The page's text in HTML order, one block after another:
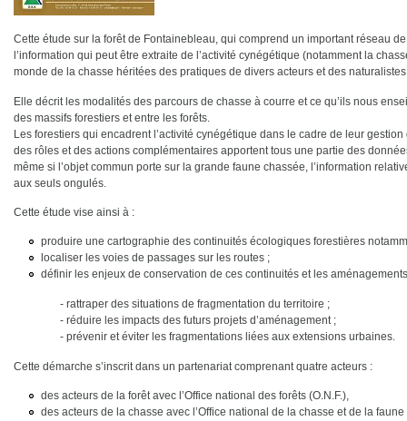
Cette étude sur la forêt de Fontainebleau, qui comprend un important réseau
l’information qui peut être extraite de l’activité cynégétique (notamment la
monde de la chasse héritées des pratiques de divers acteurs et des
Elle décrit les modalités des parcours de chasse à courre et ce qu’ils nous
des massifs forestiers et entre les forêts.
Les forestiers qui encadrent l’activité cynégétique dans le cadre de leur
des rôles et des actions complémentaires apportent tous une partie des
même si l’objet commun porte sur la grande faune chassée, l’information
aux seuls ongulés.
Cette étude vise ainsi à :
produire une cartographie des continuités écologiques forestières
localiser les voies de passages sur les routes ;
définir les enjeux de conservation de ces continuités et les
- rattraper des situations de fragmentation du territoire ;
- réduire les impacts des futurs projets d’aménagement ;
- prévenir et éviter les fragmentations liées aux extensions urbaines.
Cette démarche s’inscrit dans un partenariat comprenant quatre acteurs :
des acteurs de la forêt avec l’Office national des forêts (O.N.F.),
des acteurs de la chasse avec l’Office national de la chasse et de la